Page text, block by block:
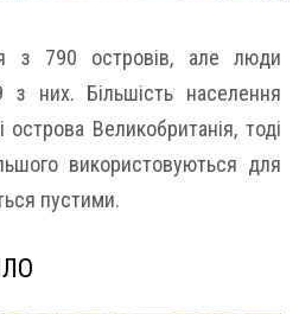
з 790 островів, але люди
них. Більшість населення
Великобританія, тоді
використовуються для
пустими.